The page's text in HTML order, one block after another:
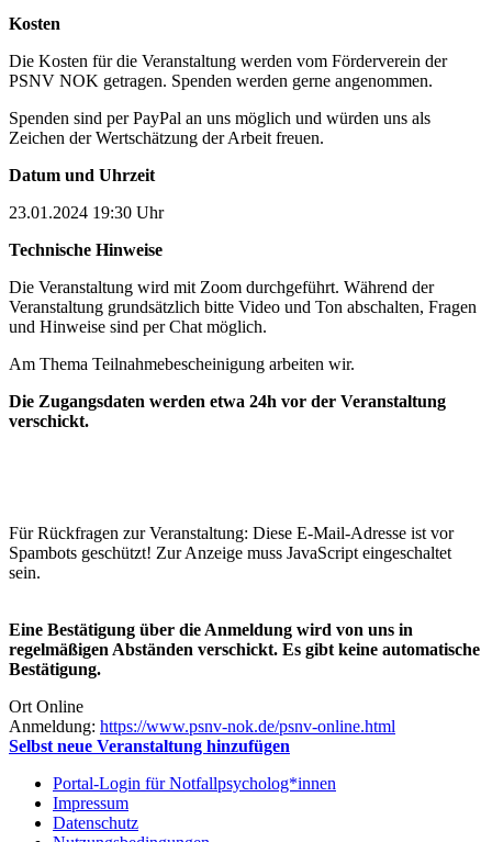
Kosten
Die Kosten für die Veranstaltung werden vom Förderverein der
PSNV NOK getragen. Spenden werden gerne angenommen.
Spenden sind per PayPal an uns möglich und würden uns als
Zeichen der Wertschätzung der Arbeit freuen.
Datum und Uhrzeit
23.01.2024 19:30 Uhr
Technische Hinweise
Die Veranstaltung wird mit Zoom durchgeführt. Während der
Veranstaltung grundsätzlich bitte Video und Ton abschalten, Fragen
und Hinweise sind per Chat möglich.
Am Thema Teilnahmebescheinigung arbeiten wir.
Die Zugangsdaten werden etwa 24h vor der Veranstaltung
verschickt.
Für Rückfragen zur Veranstaltung: Diese E-Mail-Adresse ist vor
Spambots geschützt! Zur Anzeige muss JavaScript eingeschaltet
sein.
Eine Bestätigung über die Anmeldung wird von uns in
regelmäßigen Abständen verschickt. Es gibt keine automatische
Bestätigung.
Ort Online
Anmeldung: https://www.psnv-nok.de/psnv-online.html
Selbst neue Veranstaltung hinzufügen
Portal-Login für Notfallpsycholog*innen
Impressum
Datenschutz